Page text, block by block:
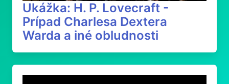
Ukážka: H. P. Lovecraft -
Prípad Charlesa Dextera
Warda a iné obludnosti